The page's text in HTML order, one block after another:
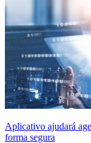
Aplicativo ajudará
forma segura